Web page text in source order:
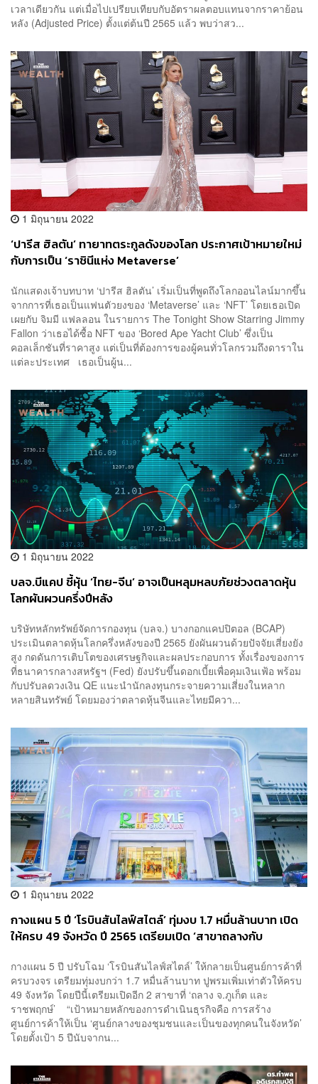
เวลาเดียวกัน แต่เมื่อไปเปรียบเทียบกับอัตราผลตอบแทนจากราคาย้อน
หลัง (Adjusted Price) ตั้งแต่ต้นปี 2565 แล้ว พบว่าสว...
1 มิถุนายน 2022
‘ปารีส ฮิลตัน’ ทายาทตระกูลดังของโลก ประกาศเป้าหมายใหม่
กับการเป็น ‘ราชินีแห่ง Metaverse’
นักแสดงเจ้าบทบาท ‘ปารีส ฮิลตัน’ เริ่มเป็นที่พูดถึงโลกออนไลน์มากขึ้น
จากการที่เธอเป็นแฟนตัวยงของ ‘Metaverse’ และ ‘NFT’ โดยเธอเปิด
เผยกับ จิมมี แฟลลอน ในรายการ The Tonight Show Starring Jimmy
Fallon ว่าเธอได้ซื้อ NFT ของ ‘Bored Ape Yacht Club’ ซึ่งเป็น
คอลเล็กชันที่ราคาสูง แต่เป็นที่ต้องการของผู้คนทั่วโลกรวมถึงดาราใน
แต่ละประเทศ เธอเป็นผู้น...
1 มิถุนายน 2022
บลจ.บีแคป ชี้หุ้น ‘ไทย-จีน’ อาจเป็นหลุมหลบภัยช่วงตลาดหุ้น
โลกผันผวนครึ่งปีหลัง
บริษัทหลักทรัพย์จัดการกองทุน (บลจ.) บางกอกแคปปิตอล (BCAP)
ประเมินตลาดหุ้นโลกครึ่งหลังของปี 2565 ยังผันผวนด้วยปัจจัยเสี่ยงยัง
สูง กดดันการเติบโตของเศรษฐกิจและผลประกอบการ ทั้งเรื่องของการ
ที่ธนาคารกลางสหรัฐฯ (Fed) ยังปรับขึ้นดอกเบี้ยเพื่อคุมเงินเฟ้อ พร้อม
กับปรับลดวงเงิน QE แนะนำนักลงทุนกระจายความเสี่ยงในหลาก
หลายสินทรัพย์ โดยมองว่าตลาดหุ้นจีนและไทยมีควา...
1 มิถุนายน 2022
กางแผน 5 ปี ‘โรบินสันไลฟ์สไตล์’ ทุ่มงบ 1.7 หมื่นล้านบาท เปิด
ให้ครบ 49 จังหวัด ปี 2565 เตรียมเปิด ‘สาขาถลางกับ
กางแผน 5 ปี ปรับโฉม ‘โรบินสันไลฟ์สไตล์’ ให้กลายเป็นศูนย์การค้าที่
ครบวงจร เตรียมทุ่มงบกว่า 1.7 หมื่นล้านบาท ปูพรมเพิ่มเท่าตัวให้ครบ
49 จังหวัด โดยปีนี้เตรียมเปิดอีก 2 สาขาที่ ‘ถลาง จ.ภูเก็ต และ
ราชพฤกษ์’ “เป้าหมายหลักของการดำเนินธุรกิจคือ การสร้าง
ศูนย์การค้าให้เป็น ‘ศูนย์กลางของชุมชนและเป็นของทุกคนในจังหวัด’
โดยตั้งเป้า 5 ปีนับจากน...